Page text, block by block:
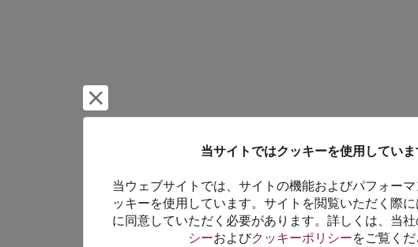
当サイトではクッキーを使用していま
当ウェブサイトでは、サイトの機能およびパフォー
ッキーを使用しています。サイトを閲覧いただく際
に同意していただく必要があります。詳しくは、当
シーおよびクッキーポリシーをご覧くだ